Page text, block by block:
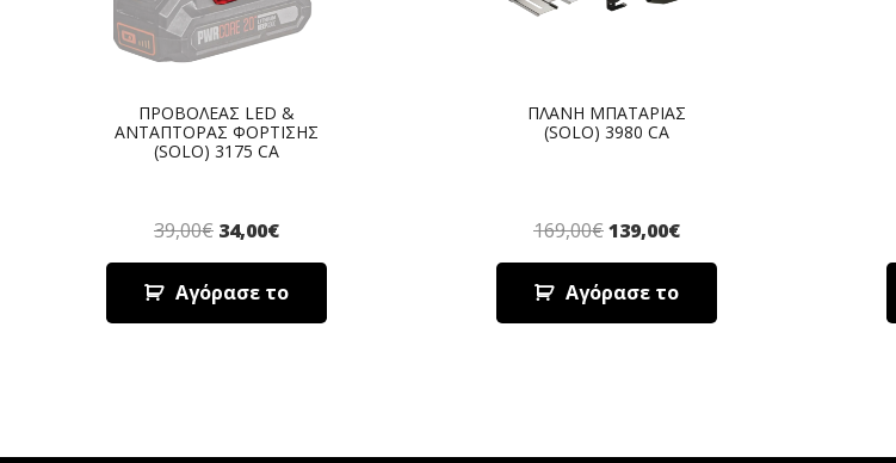
ΠΡΟΒΟΛΕΑΣ LED &
ΑΝΤΑΠΤΟΡΑΣ ΦΟΡΤΙΣΗΣ
(SOLO) 3175 CA
39,00€ 34,00€
Αγόρασε το
ΠΛΑΝΗ ΜΠΑΤΑΡΙΑΣ
(SOLO) 3980 CA
169,00€139,00€
Αγόρασε το